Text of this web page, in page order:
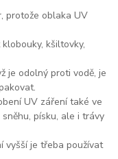
protože oblaka UV
kšiltovky,
je odolný proti vodě, je
UV záření také ve
písku, ale i trávy
vyšší je třeba používat